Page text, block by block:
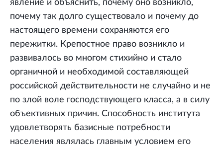
явление и объяснить, почему оно возникло,
почему так долго существовало и почему до
настоящего времени сохраняются его
пережитки. Крепостное право возникло и
развивалось во многом стихийно и стало
органичной и необходимой составляющей
российской действительности не случайно и не
по злой воле господствующего класса, а в силу
объективных причин. Способность института
удовлетворять базисные потребности
населения являлась главным условием его